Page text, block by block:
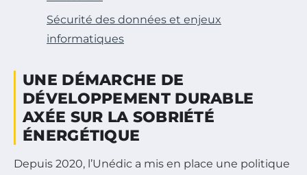
Sécurité des données et enjeux
informatiques
UNE DÉMARCHE DE
DÉVELOPPEMENT DURABLE
AXÉE SUR LA SOBRIÉTÉ
ÉNERGÉTIQUE
Depuis 2020, l’Unédic a mis en place une politique